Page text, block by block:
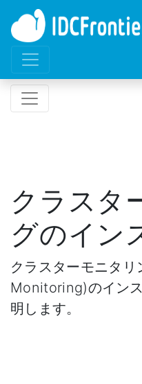
クラスタ
グのイン
クラスターモニタ
Monitoring)のイン
明します。